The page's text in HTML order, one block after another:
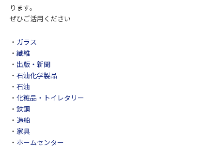
ります。
ぜひご活用ください
・ ガラス
・ 繊維
・ 出版・新聞
・ 石油化学製品
・ 石油
・ 化粧品・トイレタリー
・ 鉄鋼
・ 造船
・ 家具
・ ホームセンター